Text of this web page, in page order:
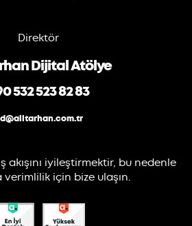
Direktör
Dijital Atölye
532 523 82 83
akışını iyileştirmektir, bu nedenle
için bize ulaşın.